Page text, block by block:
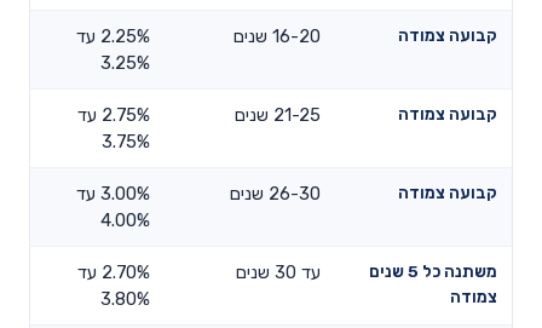
קבועה צמודה 16-20 שנים
2.25% עד
3.25%
קבועה צמודה 21-25 שנים
2.75% עד
3.75%
קבועה צמודה 26-30 שנים
3.00% עד
4.00%
משתנה כל 5 שנים
צמודה
עד 30 שנים
2.70% עד
3.80%